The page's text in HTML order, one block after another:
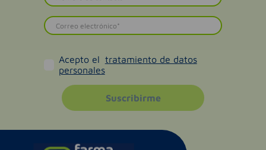
Acepto el tratamiento de datos
personales
Suscribirme